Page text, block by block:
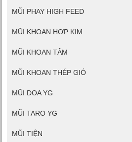
MŨI PHAY HIGH FEED
MŨI KHOAN HỢP KIM
MŨI KHOAN TÂM
MŨI KHOAN THÉP GIÓ
MŨI DOA YG
MŨI TARO YG
MŨI TIỆN